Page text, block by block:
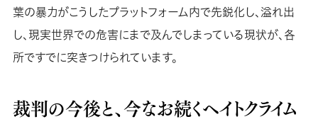
葉の暴力がこうしたプラットフォーム内で先鋭化し、溢れ出
し、現実世界での危害にまで及んでしまっている現状が、各
所ですでに突きつけられています。
裁判の今後と、今なお続くヘイトクライム